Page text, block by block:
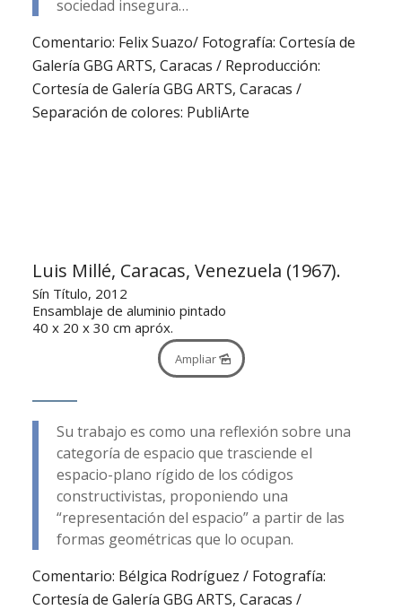
sociedad insegura…
Comentario: Felix Suazo/ Fotografía: Cortesía de
Galería GBG ARTS, Caracas / Reproducción:
Cortesía de Galería GBG ARTS, Caracas /
Separación de colores: PubliArte
Luis Millé, Caracas, Venezuela (1967).
Sín Título, 2012
Ensamblaje de aluminio pintado
40 x 20 x 30 cm apróx.
Ampliar
Su trabajo es como una reflexión sobre una
categoría de espacio que trasciende el
espacio-plano rígido de los códigos
constructivistas, proponiendo una
“representación del espacio” a partir de las
formas geométricas que lo ocupan.
Comentario: Bélgica Rodríguez / Fotografía:
Cortesía de Galería GBG ARTS, Caracas /